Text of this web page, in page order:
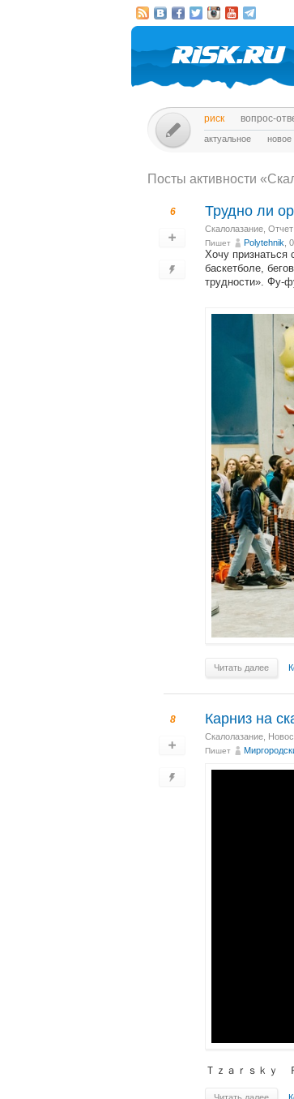
риск вопрос-
актуальное новое
Посты активности
6 Трудно ли
Скалолазание Отчет
Пишет Polytehnik ,
Хочу признаться
баскетболе,
трудности». Фу-
Читать далее
8 Карниз на
Скалолазание,
Пишет
Ｔｚａｒｓｋｙ